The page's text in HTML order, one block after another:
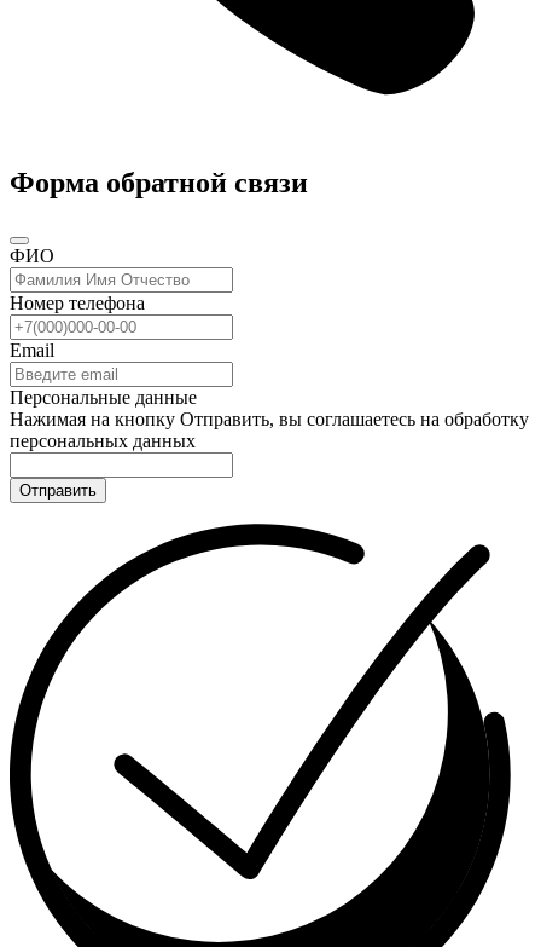
Форма обратной связи
ФИО
Номер телефона
Email
Персональные данные
Нажимая на кнопку Отправить, вы соглашаетесь на обработку
персональных данных
Отправить